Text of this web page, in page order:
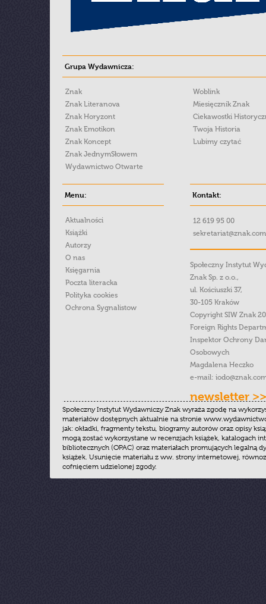
Grupa Wydawnicza:
Znak
Znak Literanova
Znak Horyzont
Znak Emotikon
Znak Koncept
Znak JednymSłowem
Wydawnictwo Otwarte
Woblink
Miesięcznik Znak
Ciekawostki
Twoja Historia
Lubimy czytać
Menu:
Aktualności
Książki
Autorzy
O nas
Księgarnia
Poczta literacka
Polityka cookies
Ochrona Sygnalistow
Kontakt:
12 619 95 00
Społeczny Instytut
Znak Sp. z o.o.,
ul. Kościuszki 37,
30-105 Kraków
Copyright SIW Znak
Foreign Rights
Inspektor Ochrony
Osobowych
Magdalena Heczko
e-mail:
newsletter >>
Społeczny Instytut Wydawniczy Znak wyraża zgodę na
materiałów dostępnych aktualnie na stronie
jak: okładki, fragmenty tekstu, biogramy autorów oraz opisy
mogą zostać wykorzystane w recenzjach książek, katalogach
bibliotecznych (OPAC) oraz materiałach promujących legalną
książek. Usunięcie materiału z ww. strony internetowej,
cofnięciem udzielonej zgody.